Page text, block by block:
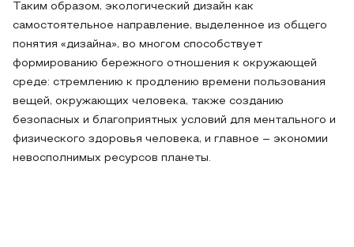
Таким образом, экологический дизайн как
самостоятельное направление, выделенное из общего
понятия «дизайна», во многом способствует
формированию бережного отношения к окружающей
среде: стремлению к продлению времени пользования
вещей, окружающих человека, также созданию
безопасных и благоприятных условий для ментального и
физического здоровья человека, и главное – экономии
невосполнимых ресурсов планеты.